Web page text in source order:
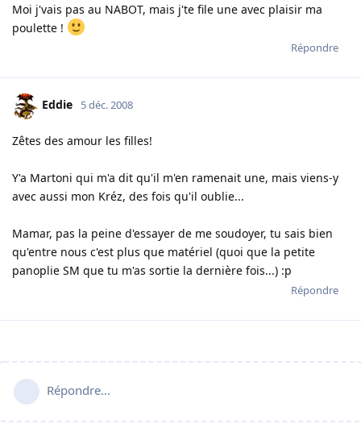
Moi j'vais pas au NABOT, mais j'te file une avec plaisir ma
poulette !
Répondre
Eddie 5 déc. 2008
Zêtes des amour les filles!
Y'a Martoni qui m'a dit qu'il m'en ramenait une, mais viens-y
avec aussi mon Kréz, des fois qu'il oublie...
Mamar, pas la peine d'essayer de me soudoyer, tu sais bien
qu'entre nous c'est plus que matériel (quoi que la petite
panoplie SM que tu m'as sortie la dernière fois...) :p
Répondre
Répondre…